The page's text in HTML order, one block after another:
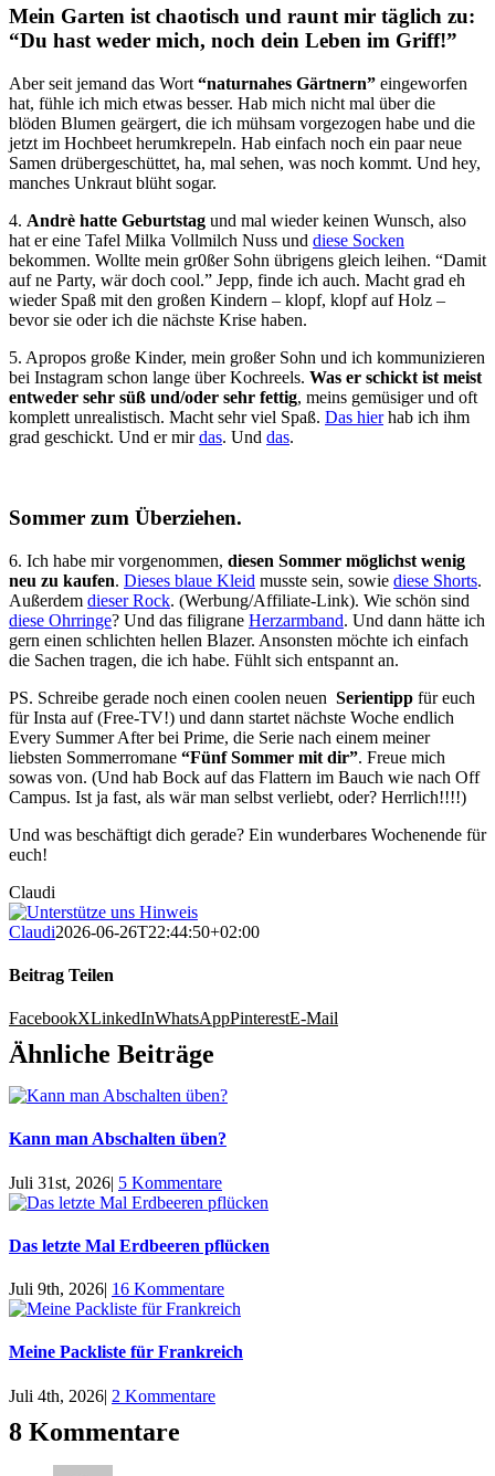
Mein Garten ist chaotisch und raunt mir täglich zu:
“Du hast weder mich, noch dein Leben im Griff!”
Aber seit jemand das Wort “naturnahes Gärtnern” eingeworfen
hat, fühle ich mich etwas besser. Hab mich nicht mal über die
blöden Blumen geärgert, die ich mühsam vorgezogen habe und die
jetzt im Hochbeet herumkrepeln. Hab einfach noch ein paar neue
Samen drübergeschüttet, ha, mal sehen, was noch kommt. Und hey,
manches Unkraut blüht sogar.
4. Andrè hatte Geburtstag und mal wieder keinen Wunsch, also
hat er eine Tafel Milka Vollmilch Nuss und diese Socken
bekommen. Wollte mein gr0ßer Sohn übrigens gleich leihen. “Damit
auf ne Party, wär doch cool.” Jepp, finde ich auch. Macht grad eh
wieder Spaß mit den großen Kindern – klopf, klopf auf Holz –
bevor sie oder ich die nächste Krise haben.
5. Apropos große Kinder, mein großer Sohn und ich kommunizieren
bei Instagram schon lange über Kochreels. Was er schickt ist meist
entweder sehr süß und/oder sehr fettig, meins gemüsiger und oft
komplett unrealistisch. Macht sehr viel Spaß. Das hierhab ich ihm
grad geschickt. Und er mirdas. Und das.
Sommer zum Überziehen.
6. Ich habe mir vorgenommen, diesen Sommer möglichst wenig
neu zu kaufen. Dieses blaue Kleid musste sein, sowie diese Shorts.
Außerdem dieser Rock. (Werbung/Affiliate-Link). Wie schön sind
diese Ohrringe? Und das filigrane Herzarmband. Und dann hätte ich
gern einen schlichten hellen Blazer. Ansonsten möchte ich einfach
die Sachen tragen, die ich habe. Fühlt sich entspannt an.
PS. Schreibe gerade noch einen coolen neuen Serientipp für euch
für Insta auf (Free-TV!) und dann startet nächste Woche endlich
Every Summer After bei Prime, die Serie nach einem meiner
liebsten Sommerromane “Fünf Sommer mit dir”. Freue mich
sowas von. (Und hab Bock auf das Flattern im Bauch wie nach Off
Campus. Ist ja fast, als wär man selbst verliebt, oder? Herrlich!!!!)
Und was beschäftigt dich gerade? Ein wunderbares Wochenende für
euch!
Claudi
Claudi2026-06-26T22:44:50+02:00
Beitrag Teilen
FacebookXLinkedInWhatsAppPinterestE-Mail
Ähnliche Beiträge
Kann man Abschalten üben?
Juli 31st, 2026| 5 Kommentare
Das letzte Mal Erdbeeren pflücken
Juli 9th, 2026| 16 Kommentare
Meine Packliste für Frankreich
Juli 4th, 2026| 2 Kommentare
8 Kommentare